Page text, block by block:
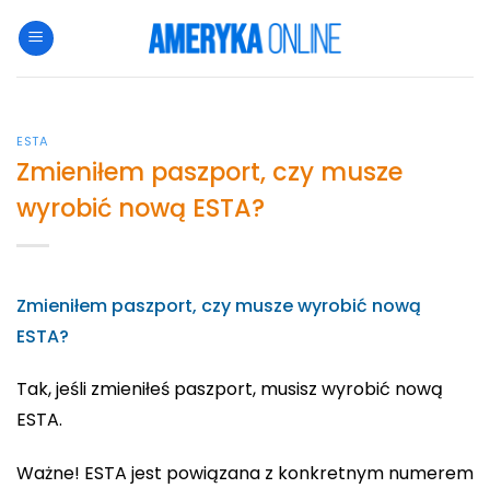
do
ESTA
Zmieniłem paszport, czy musze
wyrobić nową ESTA?
Zmieniłem paszport, czy musze wyrobić nową
ESTA?
Tak, jeśli zmieniłeś paszport, musisz wyrobić nową
ESTA.
Ważne! ESTA jest powiązana z konkretnym numerem